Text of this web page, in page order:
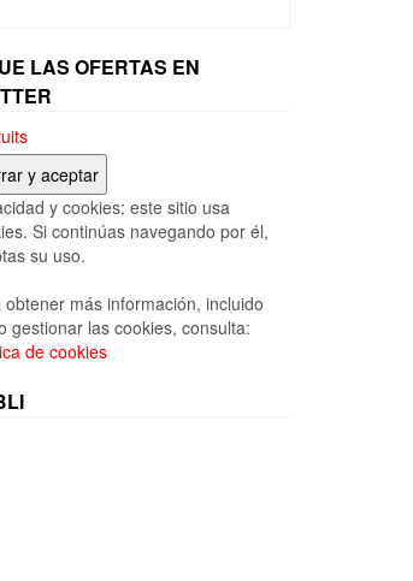
LAS OFERTAS EN
y cookies: este sitio usa
Si continúas navegando por él,
su uso.
obtener más información, incluido
gestionar las cookies, consulta:
de cookies